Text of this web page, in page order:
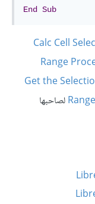
End Sub
Calc Cell
Range
Get the
لصاحبها